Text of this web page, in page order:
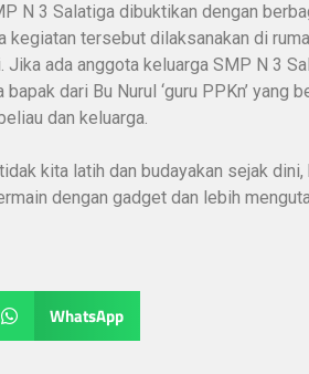
N 3 Salatiga dibuktikan dengan
kegiatan tersebut dilaksanakan di
ada anggota keluarga SMP N 3
dari Bu Nurul ‘guru PPKn’
dan keluarga.
kita latih dan budayakan sejak
dengan gadget dan lebih
WhatsApp